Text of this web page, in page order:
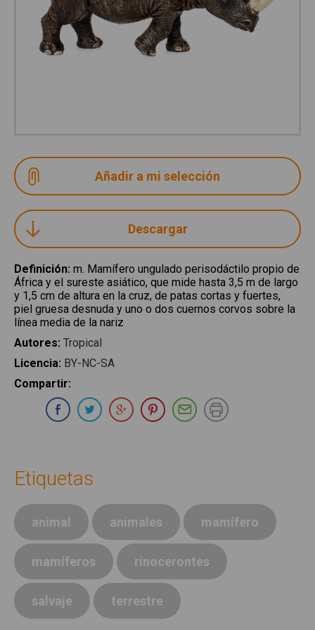
Descargar
Definición: m. Mamífero ungulado perisodáctilo propio de
África y el sureste asiático, que mide hasta 3,5 m de largo
y 1,5 cm de altura en la cruz, de patas cortas y fuertes,
piel gruesa desnuda y uno o dos cuernos corvos sobre la
línea media de la nariz
Autores: Tropical
Licencia: BY-NC-SA
Compartir:
Compartir en Whatsapp
Compartir en Facebook
Compartir en Twitter
Compartir en Google Plus
Compartir en Pinterest
Compartir por E-
Etiquetas
animal animales mamífero
mamíferos rinocerontes
salvaje terrestre